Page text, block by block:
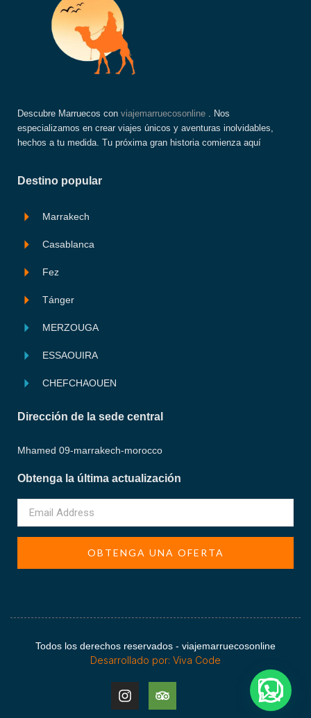
Descubre Marruecos con viajemarruecosonline . Nos
especializamos en crear viajes únicos y aventuras inolvidables,
hechos a tu medida. Tu próxima gran historia comienza aquí
Destino popular
Marrakech
Casablanca
Fez
Tánger
MERZOUGA
ESSAOUIRA
CHEFCHAOUEN
Dirección de la sede central
Mhamed 09-marrakech-morocco
Obtenga la última actualización
OBTENGA UNA OFERTA
Todos los derechos reservados - viajemarruecosonline
Desarrollado por: Viva Code